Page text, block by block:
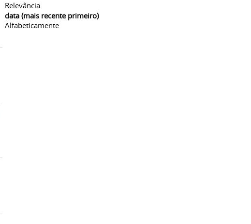
Relevância
data (mais recente primeiro)
Alfabeticamente